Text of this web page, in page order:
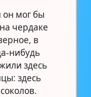
он мог бы
чердаке
в
нибудь
здесь
здесь